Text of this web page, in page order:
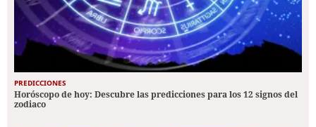
PREDICCIONES
Horóscopo de hoy: Descubre las predicciones para los 12 signos del
zodiaco